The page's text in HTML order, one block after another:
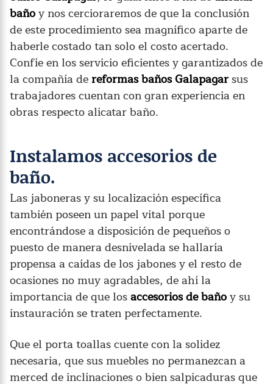
bañoy nos cercioraremos de que la conclusión
de este procedimiento sea magnífico aparte de
haberle costado tan solo el costo acertado.
Confíe en los servicio eficientes y garantizados de
la compañía dereformas baños Galapagarsus
trabajadores cuentan con gran experiencia en
obras respecto alicatar baño.
Instalamos accesorios de
baño.
Las jaboneras y su localización específica
también poseen un papel vital porque
encontrándose a disposición de pequeños o
puesto de manera desnivelada se hallaría
propensa a caídas de los jabones y el resto de
ocasiones no muy agradables, de ahí la
importancia de que losaccesorios de bañoy su
instauración se traten perfectamente.
Que el porta toallas cuente con la solidez
necesaria, que sus muebles no permanezcan a
merced de inclinaciones o bien salpicaduras que